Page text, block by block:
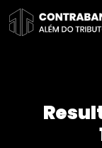
Pular
para